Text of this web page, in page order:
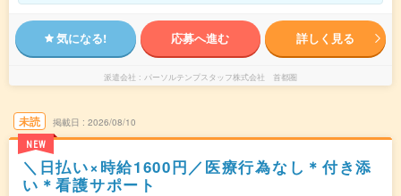
気になる! 応募へ進む 詳しく見る
派遣会社 パーソルテンプスタッフ株式会社 首都圏
未読
NEW
掲載日 2026/08/10
＼日払い×時給1600円／医療行為なし＊付き添
い＊看護サポート